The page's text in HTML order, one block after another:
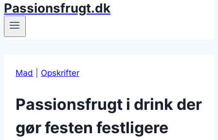
Passionsfrugt.dk
Mad Opskrifter
Passionsfrugt i drink der
gør festen festligere